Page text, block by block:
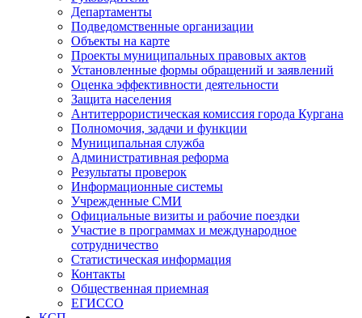
Департаменты
Подведомственные организации
Объекты на карте
Проекты муниципальных правовых актов
Установленные формы обращений и заявлений
Оценка эффективности деятельности
Защита населения
Антитеррористическая комиссия города Кургана
Полномочия, задачи и функции
Муниципальная служба
Административная реформа
Результаты проверок
Информационные системы
Учрежденные СМИ
Официальные визиты и рабочие поездки
Участие в программах и международное
сотрудничество
Статистическая информация
Контакты
Общественная приемная
ЕГИССО